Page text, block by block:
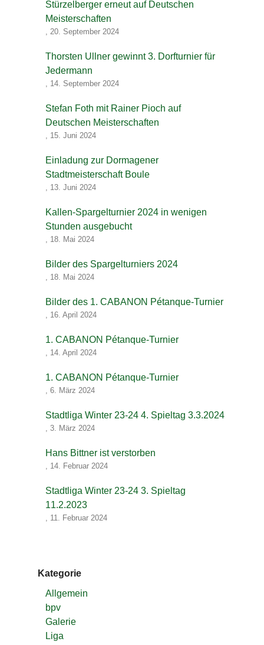
Stürzelberger erneut auf Deutschen
Meisterschaften
20. September 2024
Thorsten Ullner gewinnt 3. Dorfturnier für
Jedermann
14. September 2024
Stefan Foth mit Rainer Pioch auf
Deutschen Meisterschaften
15. Juni 2024
Einladung zur Dormagener
Stadtmeisterschaft Boule
13. Juni 2024
Kallen-Spargelturnier 2024 in wenigen
Stunden ausgebucht
18. Mai 2024
Bilder des Spargelturniers 2024
18. Mai 2024
Bilder des 1. CABANON Pétanque-Turnier
16. April 2024
1. CABANON Pétanque-Turnier
14. April 2024
1. CABANON Pétanque-Turnier
6. März 2024
Stadtliga Winter 23-24 4. Spieltag 3.3.2024
3. März 2024
Hans Bittner ist verstorben
14. Februar 2024
Stadtliga Winter 23-24 3. Spieltag
11.2.2023
11. Februar 2024
Kategorie
Allgemein
bpv
Galerie
Liga